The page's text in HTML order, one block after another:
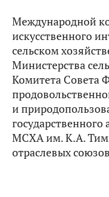
Международной
искусственного
сельском
Министерства
Комитета Совета
и
государственного
МСХА им. К.А.
отраслевых